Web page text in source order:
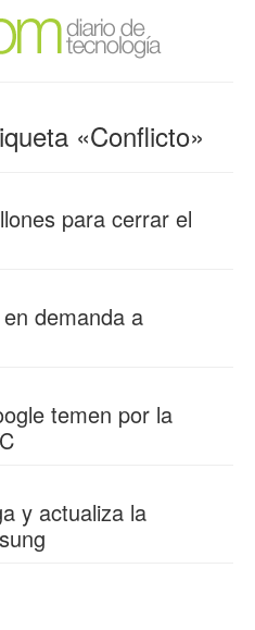
«Conflicto»
para cerrar el
demanda a
temen por la
y actualiza la